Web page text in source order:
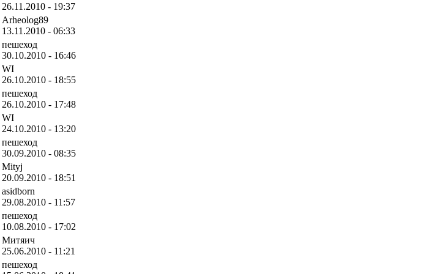
26.11.2010 - 19:37
Arheolog89
13.11.2010 - 06:33
пешеход
30.10.2010 - 16:46
WI
26.10.2010 - 18:55
пешеход
26.10.2010 - 17:48
WI
24.10.2010 - 13:20
пешеход
30.09.2010 - 08:35
Mityj
20.09.2010 - 18:51
asidborn
29.08.2010 - 11:57
пешеход
10.08.2010 - 17:02
Митяич
25.06.2010 - 11:21
пешеход